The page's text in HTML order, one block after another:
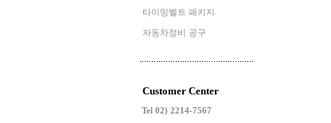
타이밍벨트 패키지
자동차정비 공구
Customer Center
Tel 02) 2214-7567